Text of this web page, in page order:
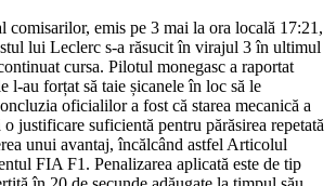
comisarilor, emis pe 3 mai la ora locală 17:21,
lui Leclerc s-a răsucit în virajul 3 în ultimul
cursa. Pilotul monegasc a raportat
l-au forțat să taie șicanele în loc să le
oficialilor a fost că starea mecanică a
justificare suficientă pentru părăsirea repetată
unui avantaj, încălcând astfel Articolul
FIA F1. Penalizarea aplicată este de tip